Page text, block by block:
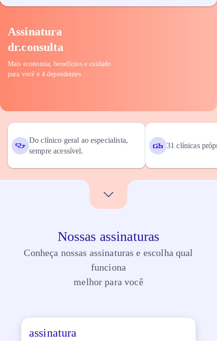
Assinatura
dr.consulta
Mais economia, benefícios e cuidado
para você e 4 dependentes
Do clínico geral ao especialista,
sempre acessível.
31 clínicas
Nossas assinaturas
Conheça nossas assinaturas e escolha qual
funciona
melhor para você
assinatura